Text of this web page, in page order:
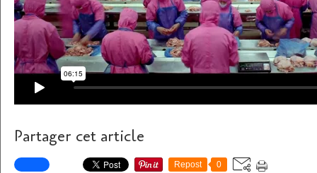
Partager cet article
Repost 0